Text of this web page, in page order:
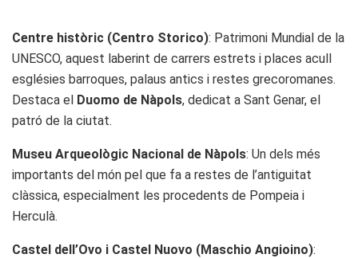
Centre històric (Centro Storico): Patrimoni Mundial de la
UNESCO, aquest laberint de carrers estrets i places acull
esglésies barroques, palaus antics i restes grecoromanes.
Destaca el Duomo de Nàpols, dedicat a Sant Genar, el
patró de la ciutat.
Museu Arqueològic Nacional de Nàpols: Un dels més
importants del món pel que fa a restes de l’antiguitat
clàssica, especialment les procedents de Pompeia i
Herculà.
Castel dell’Ovo i Castel Nuovo (Maschio Angioino):